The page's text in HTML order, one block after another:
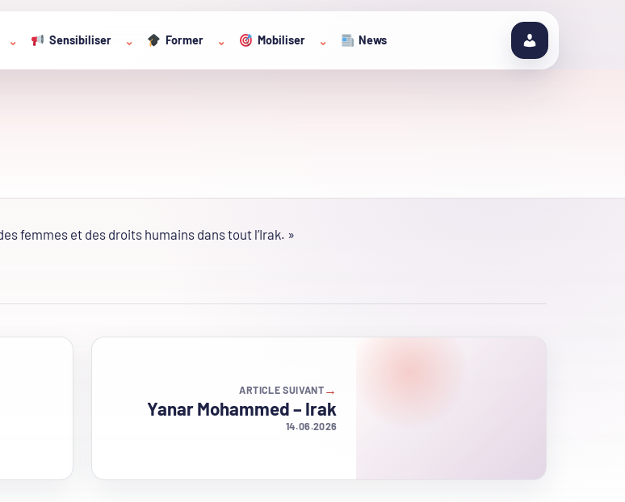
⌄ Sensibiliser ⌄ Former ⌄ Mobiliser ⌄ News
femmes et des droits humains dans tout l’Irak. »
→
ARTICLE SUIVANT
Yanar Mohammed – Irak
14.06.2026